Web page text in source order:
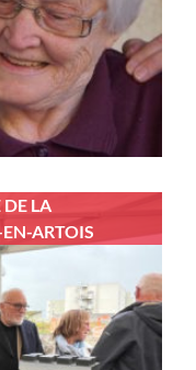
DE LA
ARTOIS